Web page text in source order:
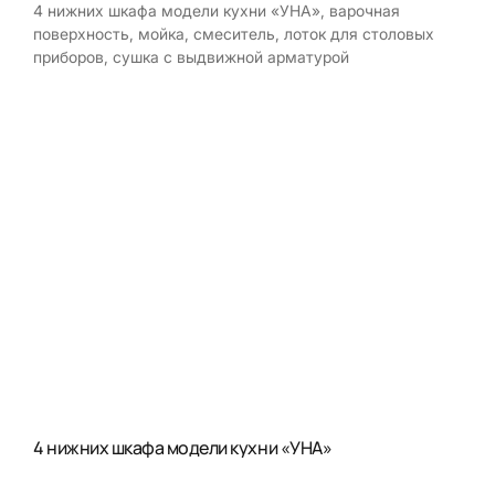
4 нижних шкафа модели кухни «УНА», варочная
поверхность, мойка, смеситель, лоток для столовых
приборов, сушка с выдвижной арматурой
4 нижних шкафа модели кухни «УНА»